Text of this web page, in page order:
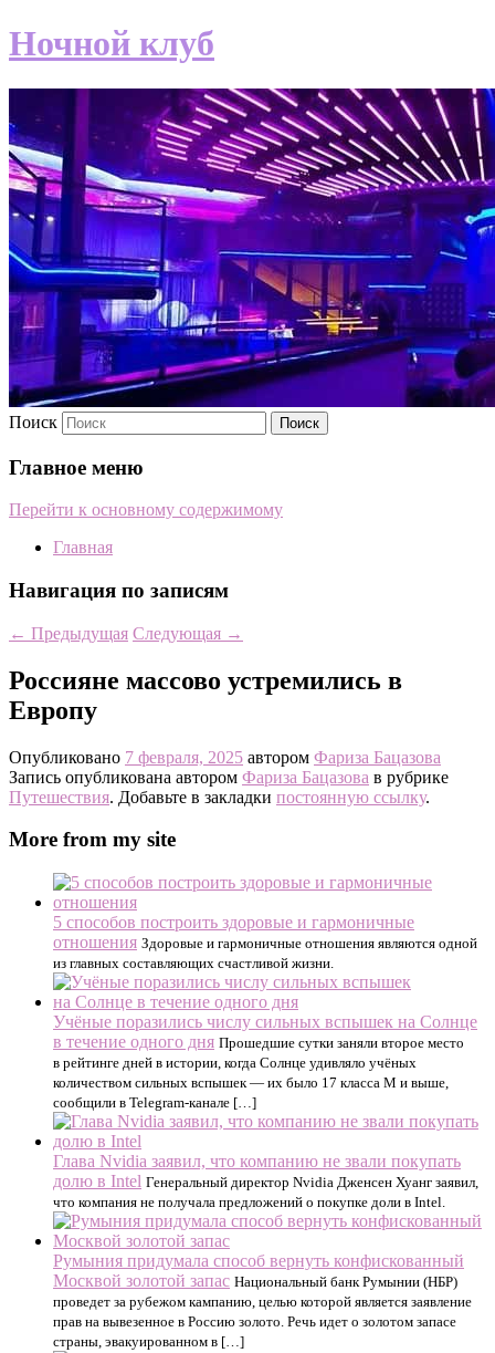
Ночной клуб
Поиск
Главное меню
Перейти к основному содержимому
Главная
Навигация по записям
← Предыдущая Следующая →
Россияне массово устремились в
Европу
Опубликовано 7 февраля, 2025 автором Фариза Бацазова
Запись опубликована автором Фариза Бацазова в рубрике
Путешествия. Добавьте в закладки постоянную ссылку.
More from my site
5 способов построить здоровые и гармоничные
отношения Здоровые и гармоничные отношения являются одной
из главных составляющих счастливой жизни.
Учёные поразились числу сильных вспышек на Солнце
в течение одного дня Прошедшие сутки заняли второе место
в рейтинге дней в истории, когда Солнце удивляло учёных
количеством сильных вспышек — их было 17 класса М и выше,
сообщили в Telegram-канале […]
Глава Nvidia заявил, что компанию не звали покупать
долю в Intel Генеральный директор Nvidia Дженсен Хуанг заявил,
что компания не получала предложений о покупке доли в Intel.
Румыния придумала способ вернуть конфискованный
Москвой золотой запас Национальный банк Румынии (НБР)
проведет за рубежом кампанию, целью которой является заявление
прав на вывезенное в Россию золото. Речь идет о золотом запасе
страны, эвакуированном в […]